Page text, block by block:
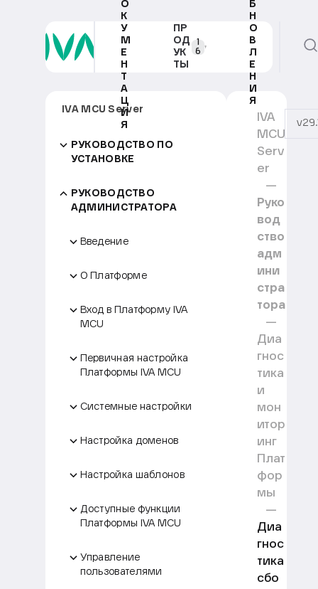
О
К
У
М
Е
Н
Т
А
Ц
И
Я
ПР
ОД
УК
ТЫ
1
6
Б
Н
О
В
Л
Е
Н
И
Я
IVA MCU Server
РУКОВОДСТВО ПО
УСТАНОВКЕ
РУКОВОДСТВО
АДМИНИСТРАТОРА
Введение
О Платформе
Вход в Платформу IVA
MCU
Первичная настройка
Платформы IVA MCU
Системные настройки
Настройка доменов
Настройка шаблонов
Доступные функции
Платформы IVA MCU
Управление
пользователями
IVA
MCU
Serv
er
Руко
вод
ство
адм
ини
стра
тора
Диа
гнос
тика
и
мон
итор
инг
Плат
фор
мы
Диа
гнос
тика
сбо